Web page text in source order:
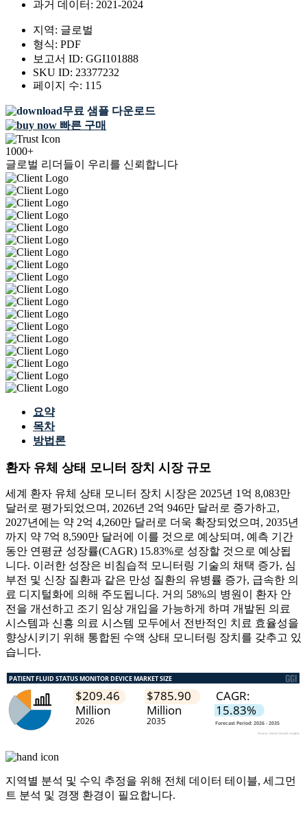
과거 데이터: 2021-2024
지역: 글로벌
형식: PDF
보고서 ID: GGI101888
SKU ID: 23377232
페이지 수: 115
무료 샘플 다운로드
빠른 구매
1000+
글로벌 리더들이 우리를 신뢰합니다
요약
목차
방법론
환자 유체 상태 모니터 장치 시장 규모
세계 환자 유체 상태 모니터 장치 시장은 2025년 1억 8,083만
달러로 평가되었으며, 2026년 2억 946만 달러로 증가하고,
2027년에는 약 2억 4,260만 달러로 더욱 확장되었으며, 2035년
까지 약 7억 8,590만 달러에 이를 것으로 예상되며, 예측 기간
동안 연평균 성장률(CAGR) 15.83%로 성장할 것으로 예상됩
니다. 이러한 성장은 비침습적 모니터링 기술의 채택 증가, 심
부전 및 신장 질환과 같은 만성 질환의 유병률 증가, 급속한 의
료 디지털화에 의해 주도됩니다. 거의 58%의 병원이 환자 안
전을 개선하고 조기 임상 개입을 가능하게 하며 개발된 의료
시스템과 신흥 의료 시스템 모두에서 전반적인 치료 효율성을
향상시키기 위해 통합된 수액 상태 모니터링 장치를 갖추고 있
습니다.
지역별 분석 및 수익 추정을 위해 전체 데이터 테이블, 세그먼
트 분석 및 경쟁 환경이 필요합니다.